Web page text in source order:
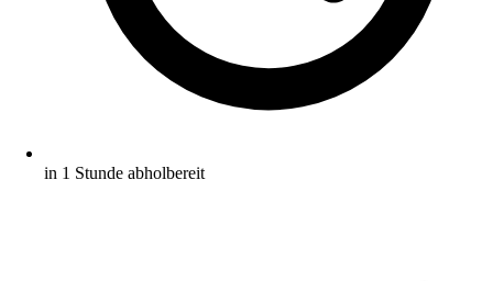
in 1 Stunde abholbereit